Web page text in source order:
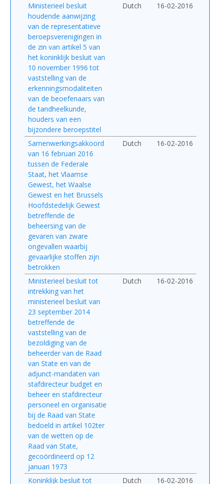
Ministerieel besluit
houdende aanwijzing
van de representatieve
beroepsverenigingen in
de zin van artikel 5 van
het koninklijk besluit van
10 november 1996 tot
vaststelling van de
erkenningsmodaliteiten
van de beoefenaars van
de tandheelkunde,
houders van een
bijzondere beroepstitel
Dutch 16-02-2016
Samenwerkingsakkoord
van 16 februari 2016
tussen de Federale
Staat, het Vlaamse
Gewest, het Waalse
Gewest en het Brussels
Hoofdstedelijk Gewest
betreffende de
beheersing van de
gevaren van zware
ongevallen waarbij
gevaarlijke stoffen zijn
betrokken
Dutch 16-02-2016
Ministerieel besluit tot
intrekking van het
ministerieel besluit van
23 september 2014
betreffende de
vaststelling van de
bezoldiging van de
beheerder van de Raad
van State en van de
adjunct-mandaten van
stafdirecteur budget en
beheer en stafdirecteur
personeel en organisatie
bij de Raad van State
bedoeld in artikel 102ter
van de wetten op de
Raad van State,
gecoördineerd op 12
januari 1973
Dutch 16-02-2016
Koninklijk besluit tot Dutch 16-02-2016